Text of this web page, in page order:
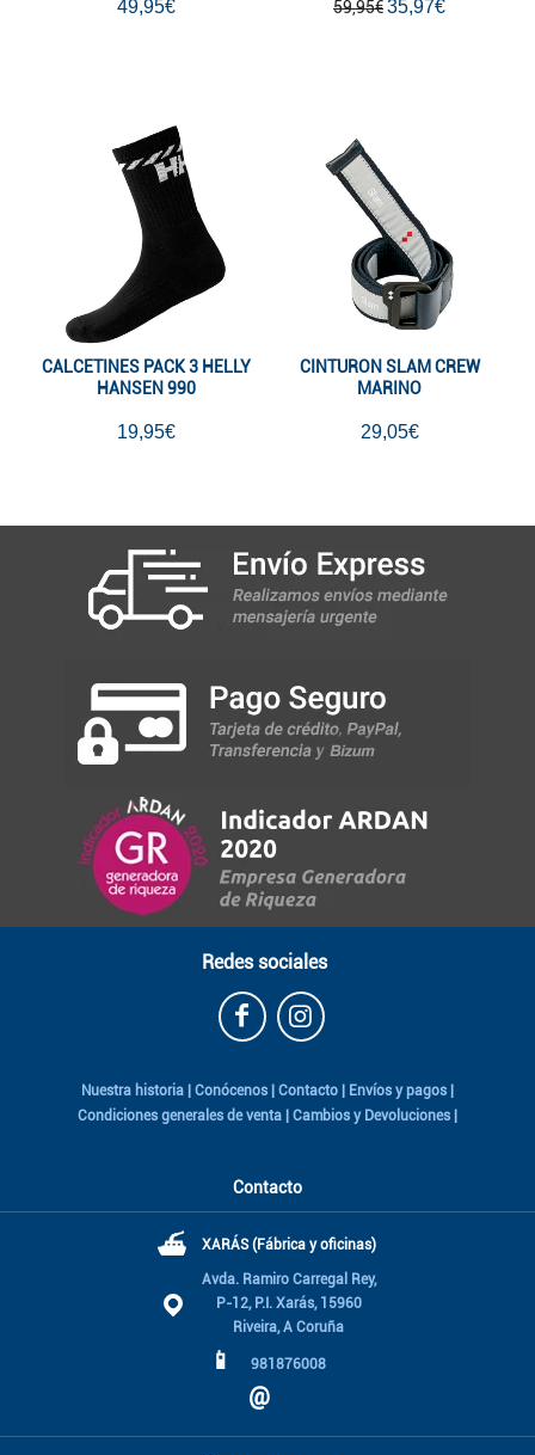
49,95€ 59,95€35,97€
CALCETINES PACK 3 HELLY
HANSEN 990
19,95€
CINTURON SLAM CREW
MARINO
29,05€
Redes sociales
Nuestra historia Conócenos Contacto Envíos y pagos
Condiciones generales de venta
Cambios y Devoluciones
Contacto
⛴ XARÁS (Fábrica y oficinas)
Avda. Ramiro Carregal Rey,
P-12, P.I. Xarás, 15960
Riveira, A Coruña
📱 981876008
@